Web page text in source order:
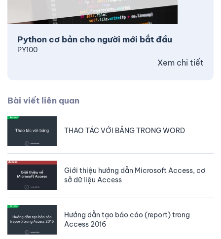
Python cơ bản cho người mới bắt đầu
PY100
Xem chi tiết
Bài viết liên quan
THAO TÁC VỚI BẢNG TRONG WORD
Giới thiệu hướng dẫn Microsoft Access, cơ
sở dữ liệu Access
Hướng dẫn tạo báo cáo (report) trong
Access 2016